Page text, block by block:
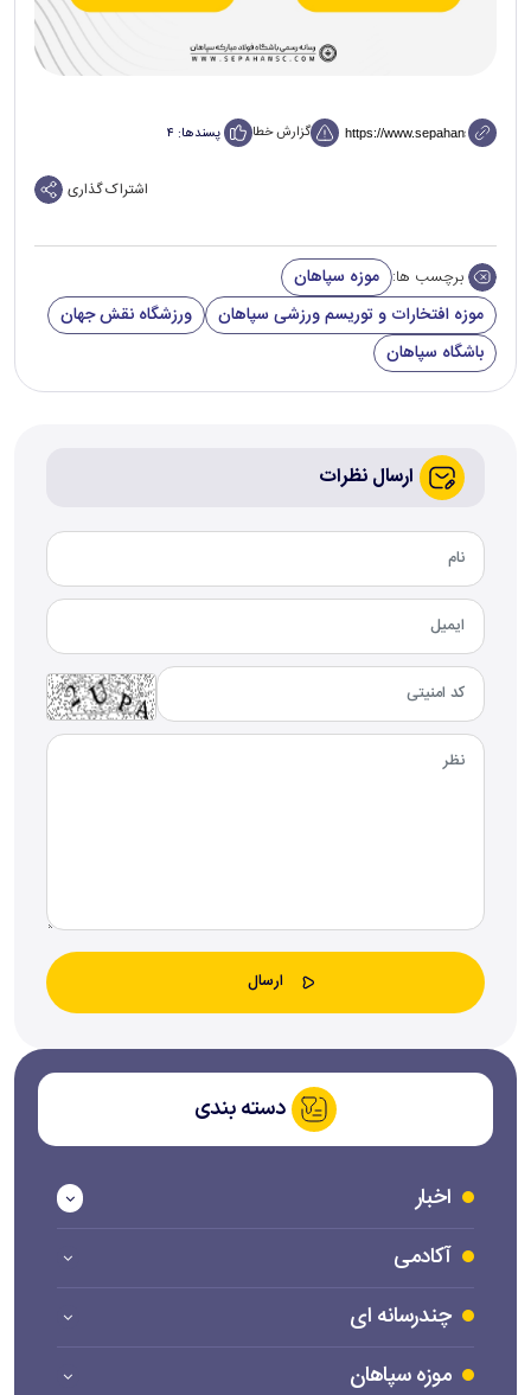
گزارش خطا پسندها: ۴
اشتراک گذاری
برچسب ها: موزه سپاهان
موزه افتخارات و توریسم ورزشی سپاهان
ورزشگاه نقش جهان
باشگاه سپاهان
ارسال نظرات
دسته بندی
اخبار
آکادمی
چندرسانه ای
موزه سپاهان